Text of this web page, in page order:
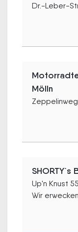
Dr.-Leber-
Mölln
SHORTY`s
Up'n Knust
Wir erwecken